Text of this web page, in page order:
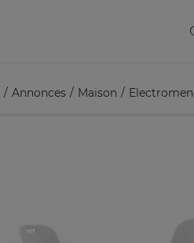
Annonces Maison